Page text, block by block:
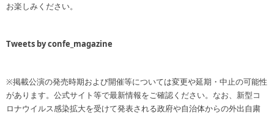
お楽しみください。
Tweets by confe_magazine
※掲載公演の発売時期および開催等については変更や延期・中止の可能性
があります。公式サイト等で最新情報をご確認ください。なお、新型コ
ロナウイルス感染拡大を受けて発表される政府や自治体からの外出自粛